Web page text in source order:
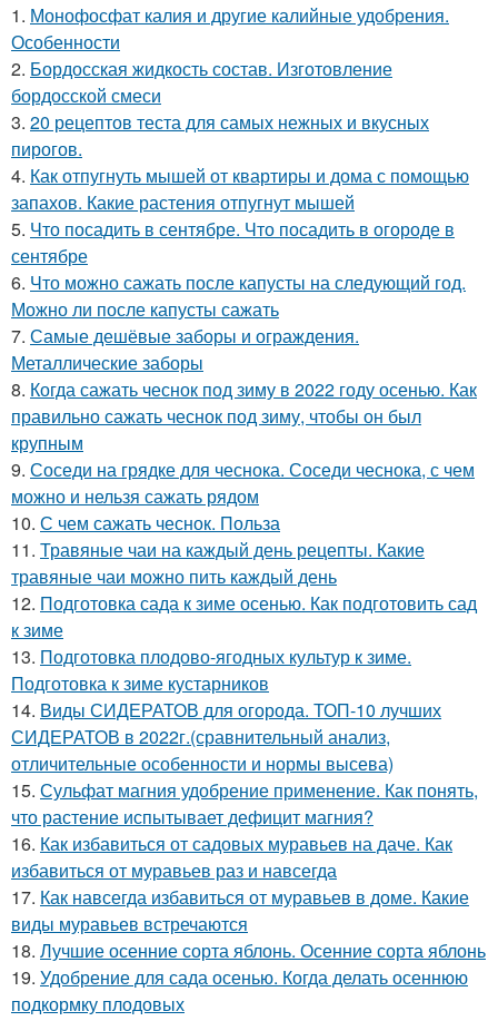
1. Монофосфат калия и другие калийные удобрения.
Особенности
2. Бордосская жидкость состав. Изготовление
бордосской смеси
3. 20 рецептов теста для самых нежных и вкусных
пирогов.
4. Как отпугнуть мышей от квартиры и дома с помощью
запахов. Какие растения отпугнут мышей
5. Что посадить в сентябре. Что посадить в огороде в
сентябре
6. Что можно сажать после капусты на следующий год.
Можно ли после капусты сажать
7. Самые дешёвые заборы и ограждения.
Металлические заборы
8. Когда сажать чеснок под зиму в 2022 году осенью. Как
правильно сажать чеснок под зиму, чтобы он был
крупным
9. Соседи на грядке для чеснока. Соседи чеснока, с чем
можно и нельзя сажать рядом
10. С чем сажать чеснок. Польза
11. Травяные чаи на каждый день рецепты. Какие
травяные чаи можно пить каждый день
12. Подготовка сада к зиме осенью. Как подготовить сад
к зиме
13. Подготовка плодово-ягодных культур к зиме.
Подготовка к зиме кустарников
14. Виды СИДЕРАТОВ для огорода. ТОП-10 лучших
СИДЕРАТОВ в 2022г.(сравнительный анализ,
отличительные особенности и нормы высева)
15. Сульфат магния удобрение применение. Как понять,
что растение испытывает дефицит магния?
16. Как избавиться от садовых муравьев на даче. Как
избавиться от муравьев раз и навсегда
17. Как навсегда избавиться от муравьев в доме. Какие
виды муравьев встречаются
18. Лучшие осенние сорта яблонь. Осенние сорта яблонь
19. Удобрение для сада осенью. Когда делать осеннюю
подкормку плодовых